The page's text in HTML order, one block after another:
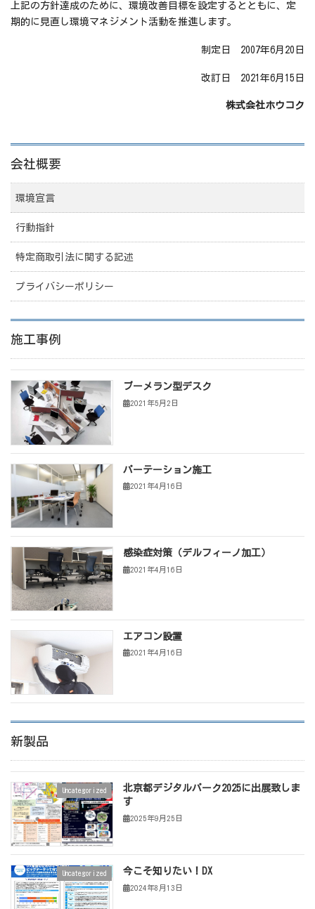
上記の方針達成のために、環境改善目標を設定するとともに、定
期的に見直し環境マネジメント活動を推進します。
制定日 2007年6月20日
改訂日 2021年6月15日
株式会社ホウコク
会社概要
環境宣言
行動指針
特定商取引法に関する記述
プライバシーポリシー
施工事例
ブーメラン型デスク
2021年5月2日
パーテーション施工
2021年4月16日
感染症対策（デルフィーノ加工）
2021年4月16日
エアコン設置
2021年4月16日
新製品
Uncategorized
北京都デジタルパーク2025に出展致しま
す
2025年9月25日
Uncategorized 今こそ知りたい！DX
2024年8月13日